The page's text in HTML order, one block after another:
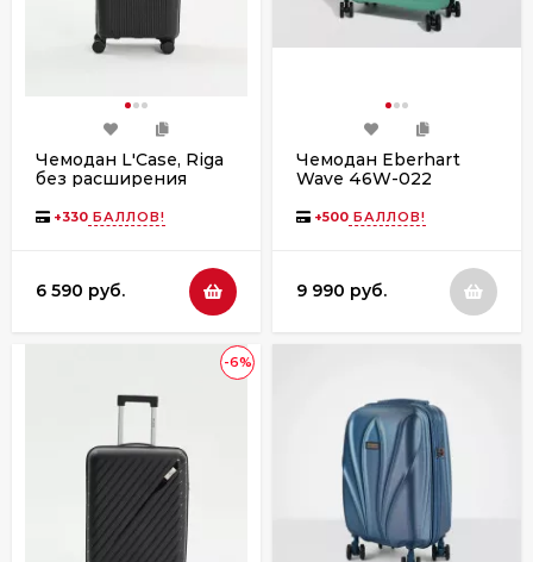
Чемодан L'Case, Riga
без расширения
+330 БАЛЛОВ!
6 590 руб.
Чемодан Eberhart
Wave 46W-022
колеса зелёный
+500 БАЛЛОВ!
9 990 руб.
-6%